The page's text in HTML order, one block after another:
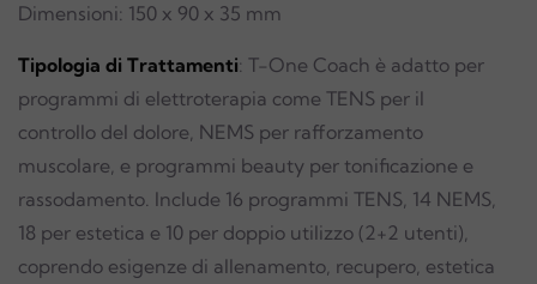
Dimensioni: 150 x 90 x 35 mm
Tipologia di Trattamenti: T-One Coach è adatto per
programmi di elettroterapia come TENS per il
controllo del dolore, NEMS per rafforzamento
muscolare, e programmi beauty per tonificazione e
rassodamento. Include 16 programmi TENS, 14 NEMS,
18 per estetica e 10 per doppio utilizzo (2+2 utenti),
coprendo esigenze di allenamento, recupero, estetica